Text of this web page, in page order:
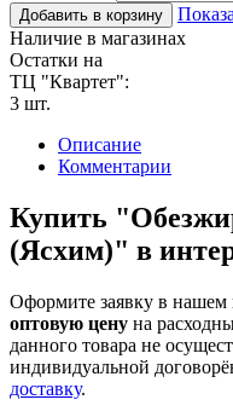
Добавить в корзину
Наличие в магазинах
Остатки на
ТЦ "Квартет":
3 шт.
Описание
Комментарии
Купить
(Ясхим)" в
Оформите заявку в нашем
оптовую цену на
данного товара не
индивидуальной
доставку.